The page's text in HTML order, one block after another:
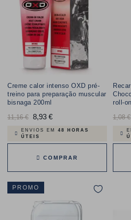
Creme calor intenso OXD pré-
treino para preparação muscular
bisnaga 200ml
Preço
normal
11,16 € 8,93 €Preço
ENVIOS EM 48 HORAS
ÚTEIS
COMPRAR
roll-
Preço
1,08 €
PROMO